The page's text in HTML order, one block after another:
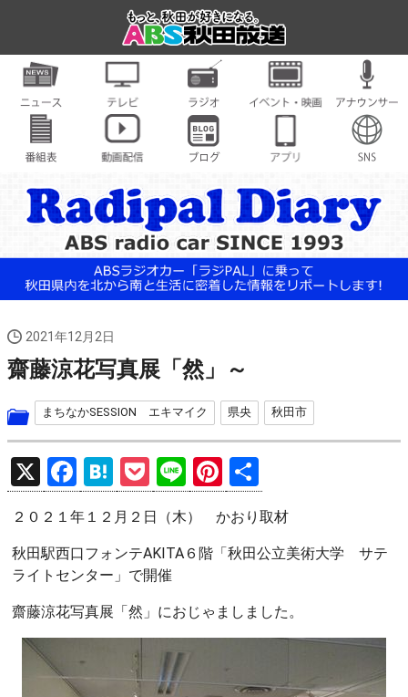
2021年12月2日
齋藤涼花写真展「然」～
まちなかSESSION エキマイク 県央 秋田市
X
F
a
ce
b
o
o
k
H
at
e
n
a
P
o
ck
et
Li
n
e
Pi
nt
er
es
有
２０２１年１２月２日（木） かおり取材
秋田駅西口フォンテAKITA６階「秋田公立美術大学 サテ
ライトセンター」で開催
齋藤涼花写真展「然」におじゃましました。